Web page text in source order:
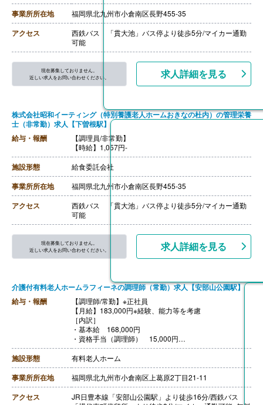
事業所所在地 福岡県北九州市小倉南区長野455-35
アクセス
西鉄バス 「貫大池」バス停より徒歩5分/マイカー通勤
可能
現在募集しておりません。
近しい求人をお問い合わせください。
求人詳細を見る
株式会社昭和イーティング（特別養護老人ホームおきなの杜内）の管理栄養
士（非常勤）求人【下曽根駅】
給与・報酬
【調理員/非常勤】
【時給】1,057円-
施設形態 給食委託会社
事業所所在地 福岡県北九州市小倉南区長野455-35
アクセス
西鉄バス 「貫大池」バス停より徒歩5分/マイカー通勤
可能
現在募集しておりません。
近しい求人をお問い合わせください。
求人詳細を見る
介護付有料老人ホームラフィーネの調理師（常勤）求人【安部山公園駅】
給与・報酬
【調理師/常勤】※正社員
【月給】183,000円※経験、能力等を考慮
［内訳］
・基本給 168,000円
・資格手当（調理師） 15,000円
［その他手当］
・年末年始手当
【賞与】年2回（0円-970,000円）※前年度実績
【通勤手当】あり（上限20,000円/月）
※バス通勤 上限14,600円/月（得パス）
※マイカー通勤 ガソリン代を会社規定により支給
施設形態 有料老人ホーム
事業所所在地 福岡県北九州市小倉南区上葛原2丁目21-11
アクセス
JR日豊本線「安部山公園駅」より徒歩16分/西鉄バス